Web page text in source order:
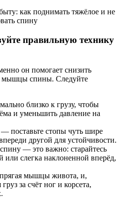
правильную технику
он помогает снизить
мышцы спины. Следуйте
близко к грузу, чтобы
и уменьшить давление на
поставьте стопы чуть шире
другой для устойчивости.
— это важно: старайтесь
или слегка наклоненной вперёд,
мышцы живота, и,
за счёт ног и корсета,